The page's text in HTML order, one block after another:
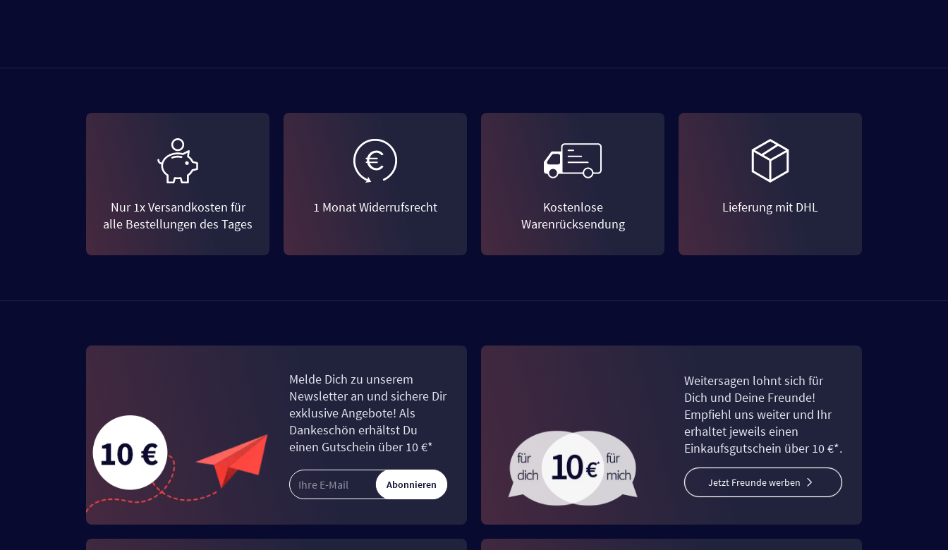
Nur 1x Versandkosten für
alle Bestellungen des Tages
1 Monat Widerrufsrecht
Kostenlose
Warenrücksendung
Lieferung mit DHL
Melde Dich zu unserem
Newsletter an und sichere Dir
exklusive Angebote! Als
Dankeschön erhältst Du
einen Gutschein über 10 €*
Abonnieren
Weitersagen lohnt sich für
Dich und Deine Freunde!
Empfiehl uns weiter und Ihr
erhaltet jeweils einen
Einkaufsgutschein über 10 €*.
Jetzt Freunde werben